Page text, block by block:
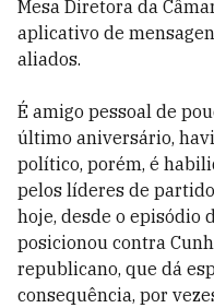
Mesa Diretora da
aplicativo de
aliados.
É amigo pessoal de
último aniversário,
político, porém, é
pelos líderes de
hoje, desde o episódio
posicionou contra
republicano, que dá
consequência, por